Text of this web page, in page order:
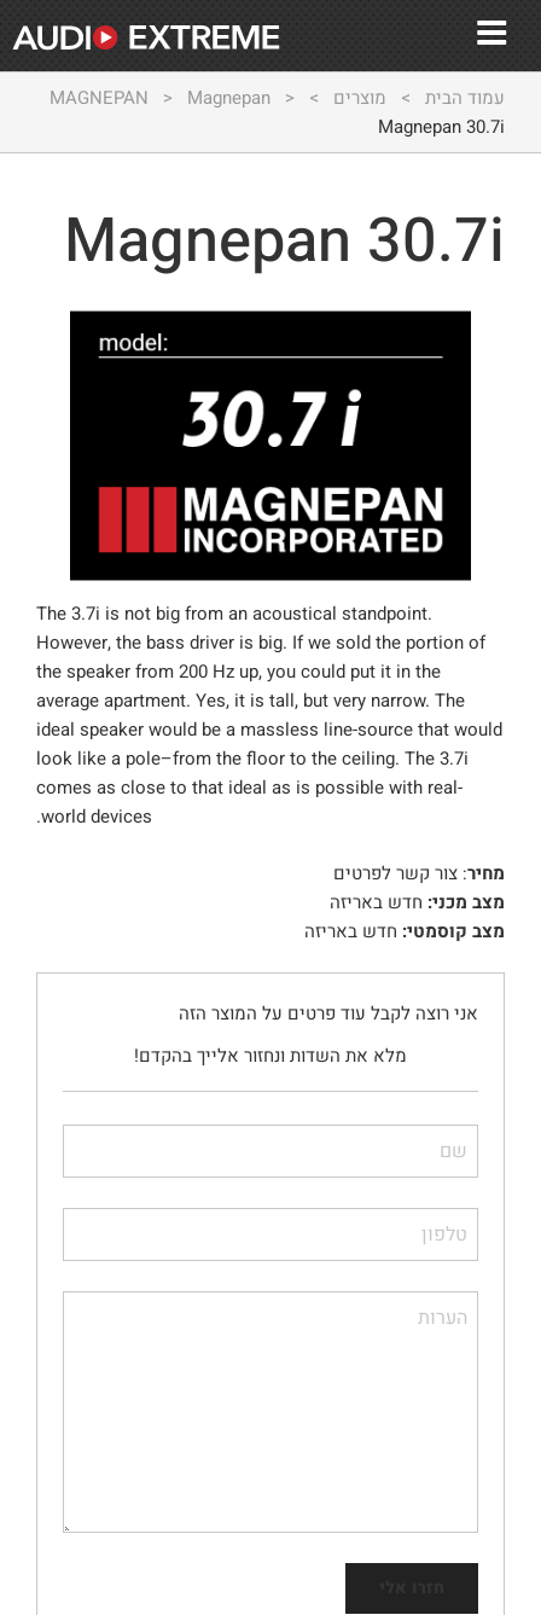
עמוד הבית > מוצרים >
MAGNEPAN > Magnepan >
Magnepan 30.7i
Magnepan 30.7i
The 3.7i is not big from an acoustical standpoint.
However, the bass driver is big. If we sold the portion of
the speaker from 200 Hz up, you could put it in the
average apartment. Yes, it is tall, but very narrow. The
ideal speaker would be a massless line-source that would
look like a pole–from the floor to the ceiling. The 3.7i
comes as close to that ideal as is possible with real-
world devices.
מחיר: צור קשר לפרטים
מצב מכני: חדש באריזה
מצב קוסמטי: חדש באריזה
אני רוצה לקבל עוד פרטים על המוצר הזה
מלא את השדות ונחזור אלייך בהקדם!